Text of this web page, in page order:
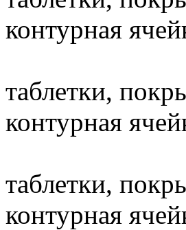
контурная
таблетки,
контурная
таблетки,
контурная